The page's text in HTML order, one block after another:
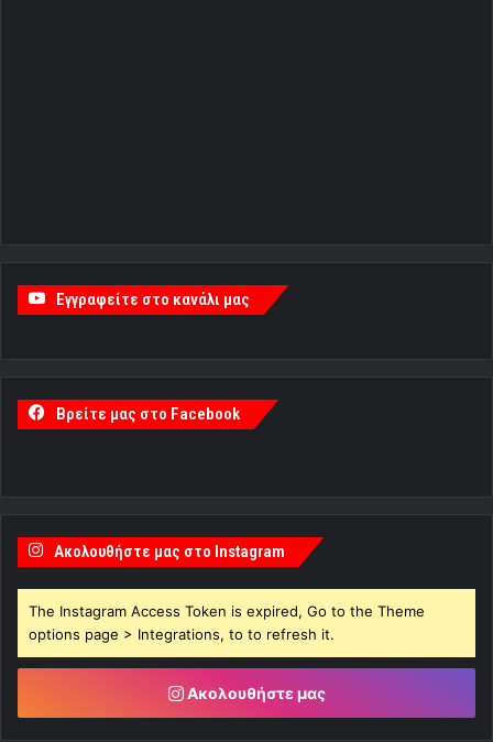
Εγγραφείτε στο κανάλι μας
Βρείτε μας στο Facebook
Ακολουθήστε μας στο Instagram
The Instagram Access Token is expired, Go to the Theme
options page > Integrations, to to refresh it.
Ακολουθήστε μας